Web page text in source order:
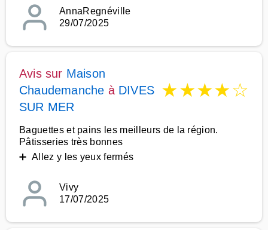
AnnaRegnéville
29/07/2025
Avis sur Maison
Chaudemanche à DIVES
SUR MER
★★★★☆
Baguettes et pains les meilleurs de la région.
Pâtisseries très bonnes
➕ Allez y les yeux fermés
Vivy
17/07/2025